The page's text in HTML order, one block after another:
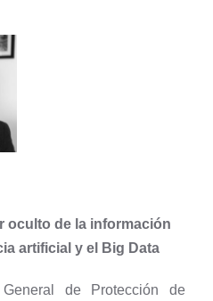
oculto de la información
artificial y el Big Data
de Protección de